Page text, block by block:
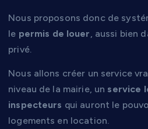
Nous proposons donc de
le permis de louer, aussi bien
privé.
Nous allons créer un service
niveau de la mairie, un service
inspecteurs qui auront le
logements en location.